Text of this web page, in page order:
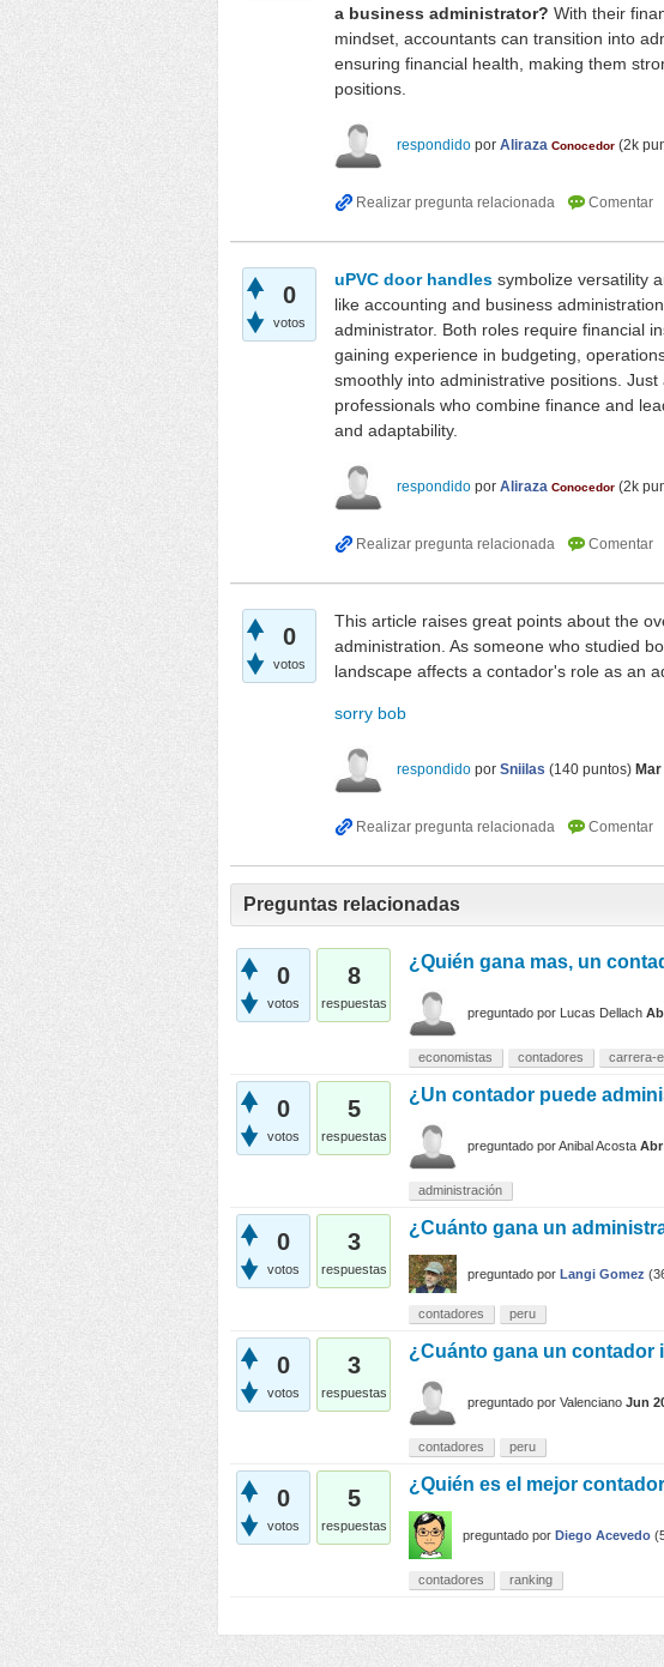
a business administrator? With their
mindset, accountants can transition into
ensuring financial health, making them
positions.
respondido por Aliraza Conocedor (2k
0
votos
uPVC door handles symbolize versatility
like accounting and business
administrator. Both roles require financial
gaining experience in budgeting,
smoothly into administrative positions.
professionals who combine finance and
and adaptability.
respondido por Aliraza Conocedor (2k
0
votos
This article raises great points about the
administration. As someone who studied
landscape affects a contador's role as an
sorry bob
respondido por Sniilas (140 puntos)
Preguntas relacionadas
0
votos
8
respuestas
¿Quién gana mas, un
preguntado por Lucas Dellach
economistas contadores carrera-
0
votos
5
respuestas
¿Un contador puede
preguntado porAnibal Acosta Abr
administración
0
votos
3
respuestas
¿Cuánto gana un
preguntado por Langi Gomez (
contadores peru
0
votos
3
respuestas
¿Cuánto gana un contador
preguntado por Valenciano Jun
contadores peru
0
votos
5
respuestas
¿Quién es el mejor
preguntado por Diego Acevedo (
contadores ranking